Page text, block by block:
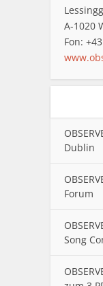
A-1020
Fon:
Dublin
Forum
Song